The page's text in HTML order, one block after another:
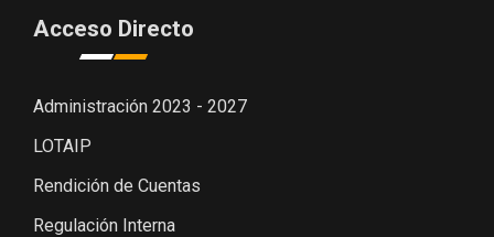
Acceso Directo
Administración 2023 - 2027
LOTAIP
Rendición de Cuentas
Regulación Interna